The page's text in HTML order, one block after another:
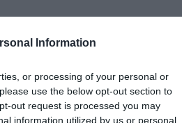
Information
or processing of your personal or
use the below opt-out section to
out request is processed you may
information utilized by us or personal